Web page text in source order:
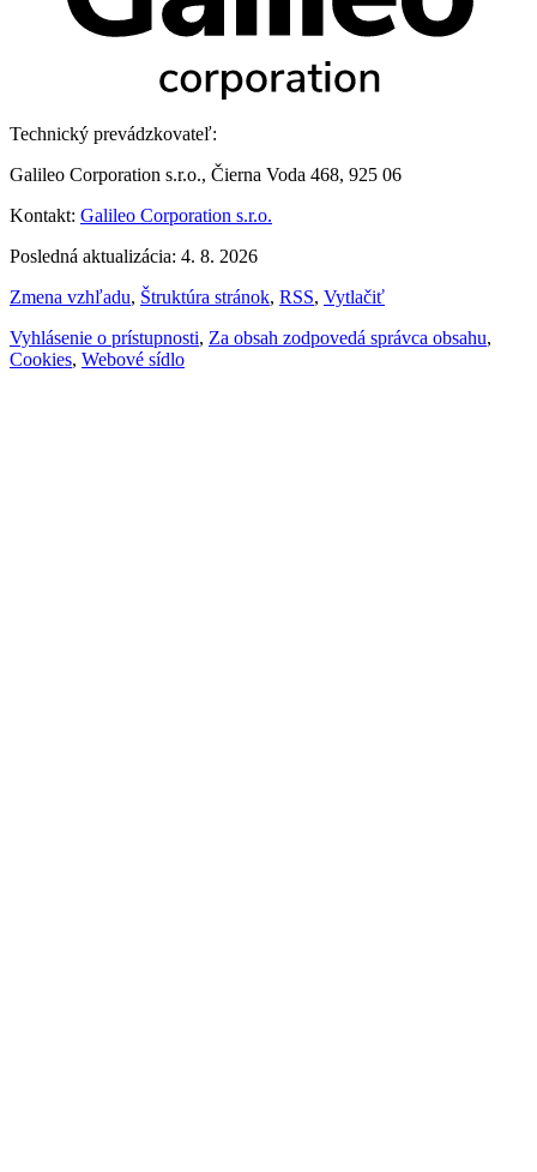
Technický prevádzkovateľ:
Galileo Corporation s.r.o., Čierna Voda 468, 925 06
Kontakt: Galileo Corporation s.r.o.
Posledná aktualizácia: 4. 8. 2026
Zmena vzhľadu, Štruktúra stránok, RSS, Vytlačiť
Vyhlásenie o prístupnosti, Za obsah zodpovedá správca obsahu,
Cookies, Webové sídlo